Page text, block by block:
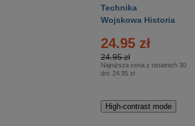
Technika
Wojskowa Historia
24.95 zł
24.95 zł
Najniższa cena z ostatnich 30
dni: 24.95 zł
High-contrast mode